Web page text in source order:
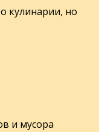
кулинарии, но
и мусора